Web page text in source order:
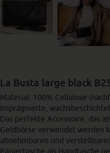
La Busta large black
Material: 100% Cellulose
Imprägnierte,
Das perfekte Accessoire, das
Geldbörse verwendet werden
abnehmbaren und
Papiertasche als Handtasche